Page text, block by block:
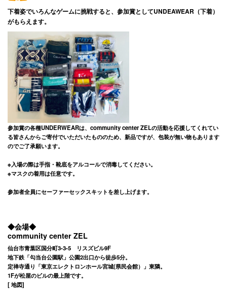
下着姿でいろんなゲームに挑戦すると、参加賞としてUNDEAWEAR（下着）
がもらえます。
参加賞の各種UNDERWEARは、community center ZELの活動を応援してくれてい
る皆さんからご寄付でいただいたもののため、新品ですが、包装が無い物もあります
のでご了承願います。
※入場の際は手指・靴底をアルコールで消毒してください。
※マスクの着用は任意です。
参加者全員にセーファーセックスキットを差し上げます。
◆会場◆
community center ZEL
仙台市青葉区国分町3-3-5 リスズビル9F
地下鉄「勾当台公園駅」公園2出口から徒歩5分。
定禅寺通り「東京エレクトロンホール宮城(県民会館）」東隣。
1Fが松屋のビルの最上階です。
[地図]